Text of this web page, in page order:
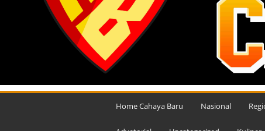
M
Home Cahaya Baru Nasional